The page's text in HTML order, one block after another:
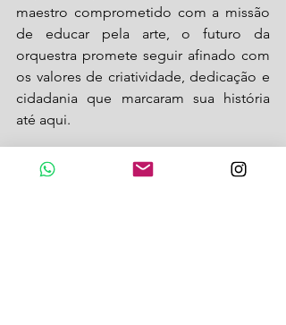
maestro comprometido com a missão
de educar pela arte, o futuro da
orquestra promete seguir afinado com
os valores de criatividade, dedicação e
cidadania que marcaram sua história
até aqui.
Concerto 25 anos da Orquestra Sesi Lajeado
Quando: 9 de outubro, 19h30